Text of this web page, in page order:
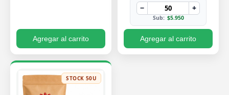
Agregar al carrito
− +
Sub: $5.950
Agregar al carrito
STOCK 50U